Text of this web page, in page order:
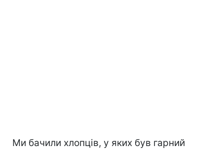
Ми бачили хлопців, у яких був гарний